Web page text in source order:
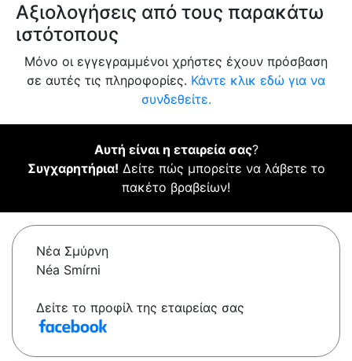
Αξιολογήσεις από τους παρακάτω
ιστότοπους
Μόνο οι εγγεγραμμένοι χρήστες έχουν πρόσβαση
σε αυτές τις πληροφορίες. Κάντε κλικ εδώ για να
συνδεθείτε.
Αυτή είναι η εταιρεία σας?
Συγχαρητήρια! Δείτε πώς μπορείτε να λάβετε το
πακέτο βραβείων!
Νέα Σμύρνη
Néa Smírni
Δείτε το προφίλ της εταιρείας σας